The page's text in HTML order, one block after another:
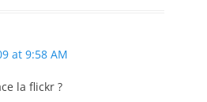
at 9:58 AM
la flickr ?